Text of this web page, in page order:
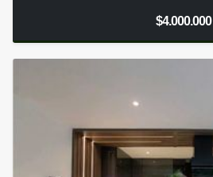
$4.000.000